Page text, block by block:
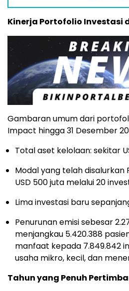
Kinerja Portofolio Investasi
Gambaran umum dari
Impact hingga 31 Desember
Total aset kelolaan: sekitar
Modal yang telah disalurkan
USD 500 juta melalui 20
Lima investasi baru
Penurunan emisi sebesar
menjangkau 5.420.388
manfaat kepada 7.849.842
usaha mikro, kecil, dan
Tahun yang Penuh